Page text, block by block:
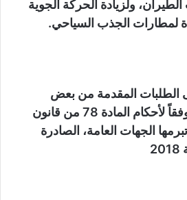
ولزيادة الحركة الجوية
لمطارات الجذب السياحي.
المقدمة من بعض
الجهات، بشأن التعاقد وفقاً لأحكام المادة 78 من قانون
الجهات العامة، الصادرة